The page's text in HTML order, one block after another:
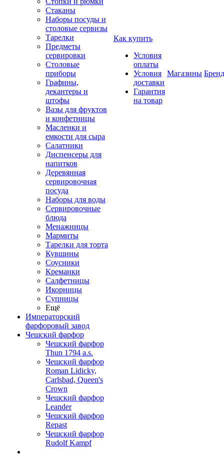
Стаканы
Наборы посуды и
столовые сервизы
Тарелки
Предметы
сервировки
Столовые
приборы
Графины,
декантеры и
штофы
Вазы для фруктов
и конфетницы
Масленки и
емкости для сыра
Салатники
Диспенсеры для
напитков
Деревянная
сервировочная
посуда
Наборы для воды
Сервировочные
блюда
Менажницы
Мармиты
Тарелки для торта
Кувшины
Соусники
Креманки
Салфетницы
Икорницы
Супницы
Ещё
Императорский
фарфоровый завод
Чешский фарфор
Чешский фарфор
Thun 1794 a.s.
Чешский фарфор
Roman Lidicky,
Carlsbad, Queen's
Crown
Чешский фарфор
Leander
Чешский фарфор
Repast
Чешский фарфор
Rudolf Kampf
Как купить
Условия
оплаты
Условия
доставки
Гарантия
на товар
Магазины